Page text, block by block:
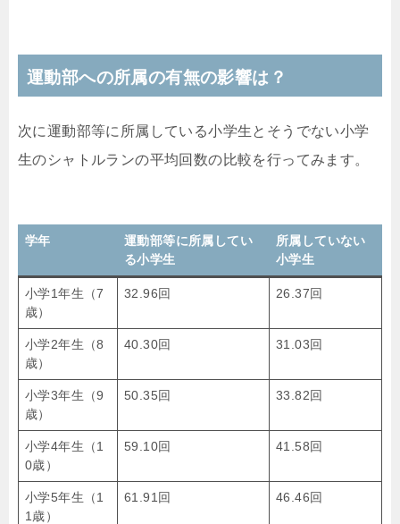
運動部への所属の有無の影響は？
次に運動部等に所属している小学生とそうでない小学
生のシャトルランの平均回数の比較を行ってみます。
学年
運動部等に所属してい
る小学生
所属していない
小学生
小学1年生（7
歳）
32.96回 26.37回
小学2年生（8
歳）
40.30回 31.03回
小学3年生（9
歳）
50.35回 33.82回
小学4年生（1
0歳）
59.10回 41.58回
小学5年生（1
1歳）
61.91回 46.46回